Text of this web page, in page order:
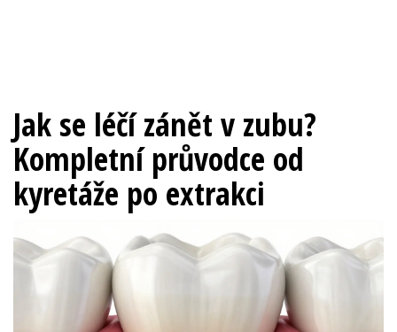
Jak se léčí zánět v zubu?
Kompletní průvodce od
kyretáže po extrakci